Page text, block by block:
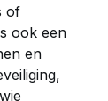
of
ook een
en